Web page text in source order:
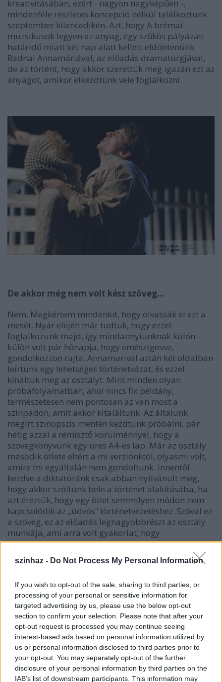
szinhaz - Do Not Process My Personal Information
If you wish to opt-out of the sale, sharing to third parties, or
processing of your personal or sensitive information for
targeted advertising by us, please use the below opt-out
section to confirm your selection. Please note that after your
opt-out request is processed you may continue seeing
interest-based ads based on personal information utilized by
us or personal information disclosed to third parties prior to
your opt-out. You may separately opt-out of the further
disclosure of your personal information by third parties on the
IAB’s list of downstream participants. This information may
kreativitásában, ezért - nagyon nagyképűen -,
mindenféle részletes koncepció nélkül találkoztunk
szeptember kilencedikén. Azt, hogy A brémai
muzsikusok legyen az anyag, egy szűkös pályázati
határidő miatt két nap alatt kellett eldöntenünk
Radnai Annamáriával, az előadás dramaturgjával,
de az történt, hogy akkor szerettük meg igazán ezt az
anyagot, amikor elkezdtünk vele foglalkozni.
De akkor még nem volt kész szöveg...
Nem. Megkértem mindenkit, hogy olvassák el ezt a
mesét. Nyár elején már tudtuk, hogy ezzel
foglalkozunk majd, így mindannyiunknak külön-
külön volt pár hónapja, hogy emésztgesse,
gondolkozzon rajta. Annamarival aztán két oldalban
leírtunk egy lehetséges történetvázat, és ezzel
kínáltuk meg az osztályt. Mint minden olyan
próbafolyamatban, ahol nincs fix példány,
természetesen nem pontosan az van most a
színpadon, amit akkor kitaláltunk. Az általunk
megírt szinopszis mentén kezdtünk próbálni, pár
hétig azzal a rémisztő körülménnyel, hogy a
szövegkönyvünk egy üres A4-es lap. Már az osztály
második ötlete eltért a mi verziónktól, olyasmi volt,
amire mi egyáltalán nem gondoltunk. Innentől
kezdve a diktatúránk csak abban nyilvánult meg,
hogy akkor szóltunk bele a történet alakításába, ha
azt éreztük, hogy egy ötlet semmilyen módon nem
kapcsolódik az „üdvös” történetvezetéshez. Szóval ez
a szöveg, ez az előadás legnagyobbrészt az osztály
munkája, ami arra volt gyakorlat, hogy
megtapasztalják, hogyan lehet létre hozni negyven
nap alatt a semmiből valamit.
Hogy alakult ki az előadás zenéje?
Kovács Adrián és Mátyássy Szabolcs fiatal
zeneszerzők a nulladik pillanattól együtt dolgoznak
ezzel az osztállyal. Eddig csupa olyan zenés vizsgát
csináltunk együtt, ami mások zenéjéről szólt, vagy
mások zenéje szerepelt benne. Azt gondoltuk, ha a
semmiből csinálunk előadást, teljesen egyértelmű,